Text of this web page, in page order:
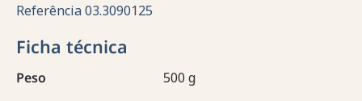
Referência03.3090125
Ficha técnica
Peso 500 g